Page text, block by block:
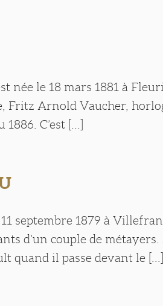
née le 18 mars 1881 à
Fritz Arnold Vaucher,
C’est [...]
septembre 1879 à
d’un couple de
quand il passe devant le [...]